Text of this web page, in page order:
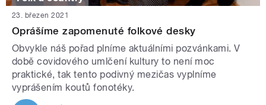
23. březen 2021
Oprášíme zapomenuté folkové desky
Obvykle náš pořad plníme aktuálními pozvánkami. V
době covidového umlčení kultury to není moc
praktické, tak tento podivný mezičas vyplníme
vyprášením koutů fonotéky.